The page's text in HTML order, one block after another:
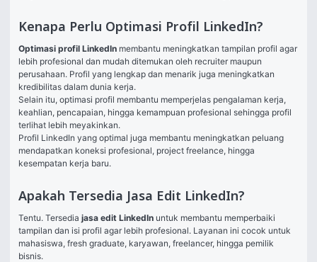
Kenapa Perlu Optimasi Profil LinkedIn?
Optimasi profil LinkedIn membantu meningkatkan tampilan profil agar
lebih profesional dan mudah ditemukan oleh recruiter maupun
perusahaan. Profil yang lengkap dan menarik juga meningkatkan
kredibilitas dalam dunia kerja.
Selain itu, optimasi profil membantu memperjelas pengalaman kerja,
keahlian, pencapaian, hingga kemampuan profesional sehingga profil
terlihat lebih meyakinkan.
Profil LinkedIn yang optimal juga membantu meningkatkan peluang
mendapatkan koneksi profesional, project freelance, hingga
kesempatan kerja baru.
Apakah Tersedia Jasa Edit LinkedIn?
Tentu. Tersedia jasa edit LinkedIn untuk membantu memperbaiki
tampilan dan isi profil agar lebih profesional. Layanan ini cocok untuk
mahasiswa, fresh graduate, karyawan, freelancer, hingga pemilik
bisnis.